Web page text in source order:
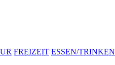
FREIZEIT ESSEN/TRINKEN